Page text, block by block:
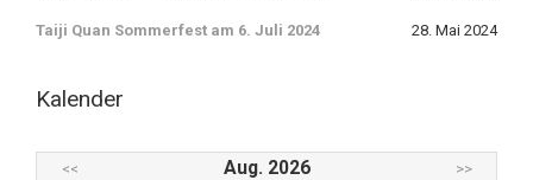
Taiji Quan Sommerfest am 6. Juli 2024 28. Mai 2024
Kalender
<< Aug. 2026
>>